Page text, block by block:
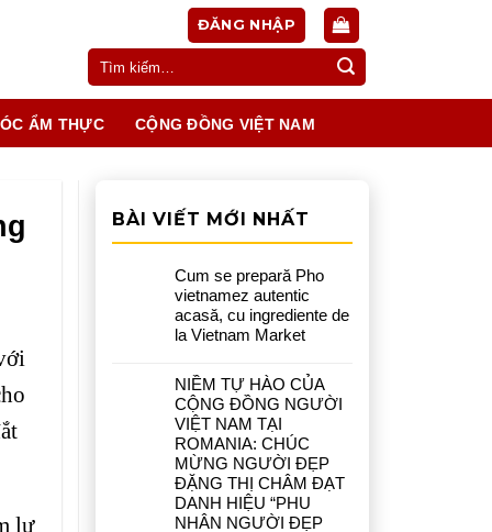
ĐĂNG NHẬP
Tìm
kiếm:
ẨM THỰC CỘNG ĐỒNG VIỆT NAM
lư
BÀI VIẾT MỚI NHẤT
Cum se prepară Pho
vietnamez autentic
acasă, cu ingrediente de
la Vietnam Market
NIỀM TỰ HÀO CỦA
CỘNG ĐỒNG NGƯỜI
VIỆT NAM TẠI
ROMANIA: CHÚC
MỪNG NGƯỜI ĐẸP
ĐẶNG THỊ CHÂM ĐẠT
DANH HIỆU “PHU
NHÂN NGƯỜI ĐẸP